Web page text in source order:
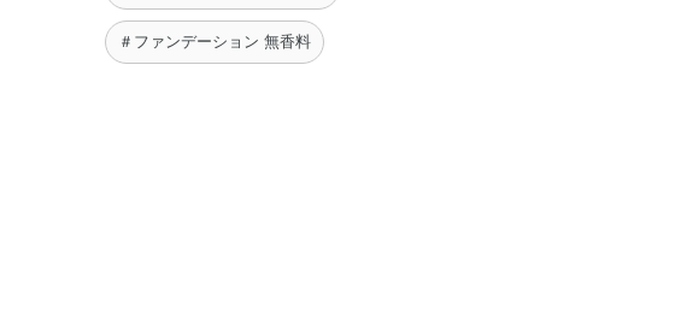
＃ファンデーション 無香料